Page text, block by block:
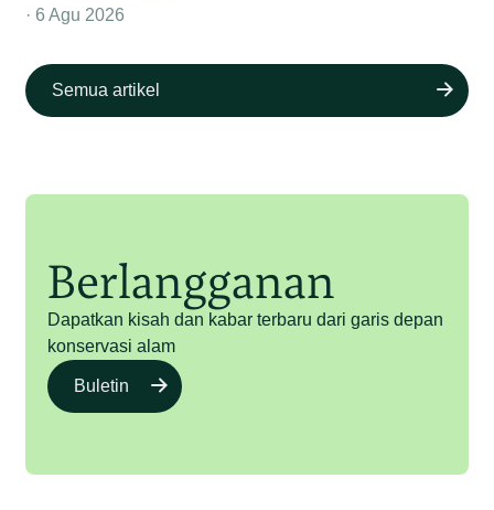
6 Agu 2026
Semua artikel
Berlangganan
Dapatkan kisah dan kabar terbaru dari garis depan
konservasi alam
Buletin